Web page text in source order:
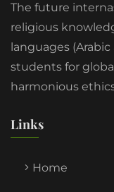
The future
religious
languages
students for
harmonious
Links
Home